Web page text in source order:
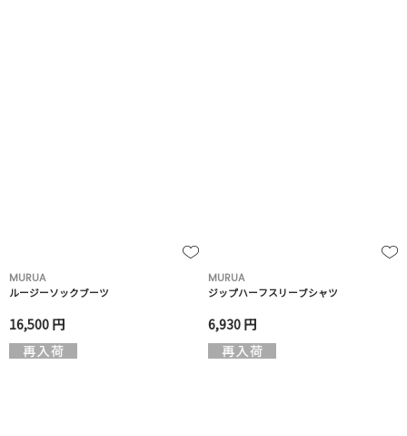
MURUA
ルージーソックブーツ
16,500 円
MURUA
ジップハーフスリーブシャツ
6,930 円